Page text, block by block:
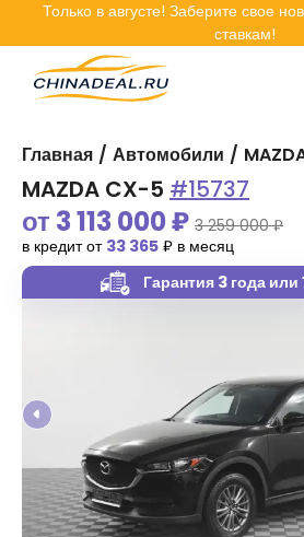
Только в августе! Заберите свое
ставкам!
Главная Автомобили
Гарантия 3 годаили
от 3 113 000₽ 3 259 000 ₽
в кредит от 33 365 ₽ в месяц
MAZDA CX-5 #15737